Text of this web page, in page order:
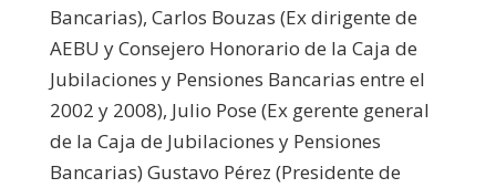
Bancarias), Carlos Bouzas (Ex dirigente de
AEBU y Consejero Honorario de la Caja de
Jubilaciones y Pensiones Bancarias entre el
2002 y 2008), Julio Pose (Ex gerente general
de la Caja de Jubilaciones y Pensiones
Bancarias) Gustavo Pérez (Presidente de